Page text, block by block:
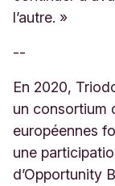
l’autre. »
--
En 2020,
un consortium
européennes
une
d’Opportunity